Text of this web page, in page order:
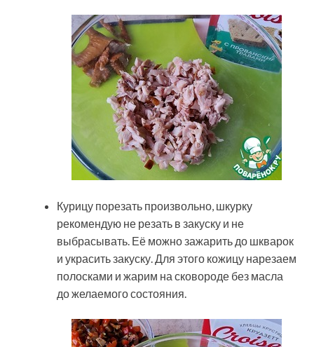
Курицу порезать произвольно, шкурку
рекомендую не резать в закуску и не
выбрасывать. Её можно зажарить до шкварок
и украсить закуску. Для этого кожицу нарезаем
полосками и жарим на сковороде без масла
до желаемого состояния.